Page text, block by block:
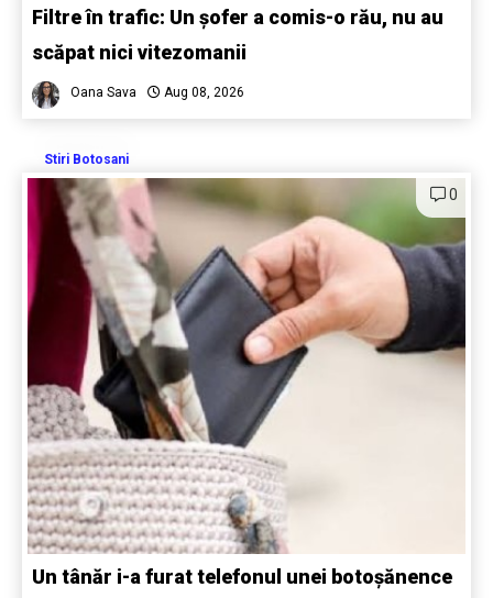
Filtre în trafic: Un șofer a comis-o rău, nu au
scăpat nici vitezomanii
Oana Sava Aug 08, 2026
Stiri Botosani
0
Un tânăr i-a furat telefonul unei botoșănence